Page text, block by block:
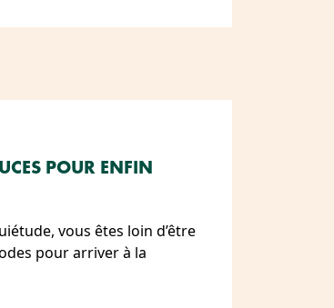
POUR ENFIN
vous êtes loin d’être
pour arriver à la